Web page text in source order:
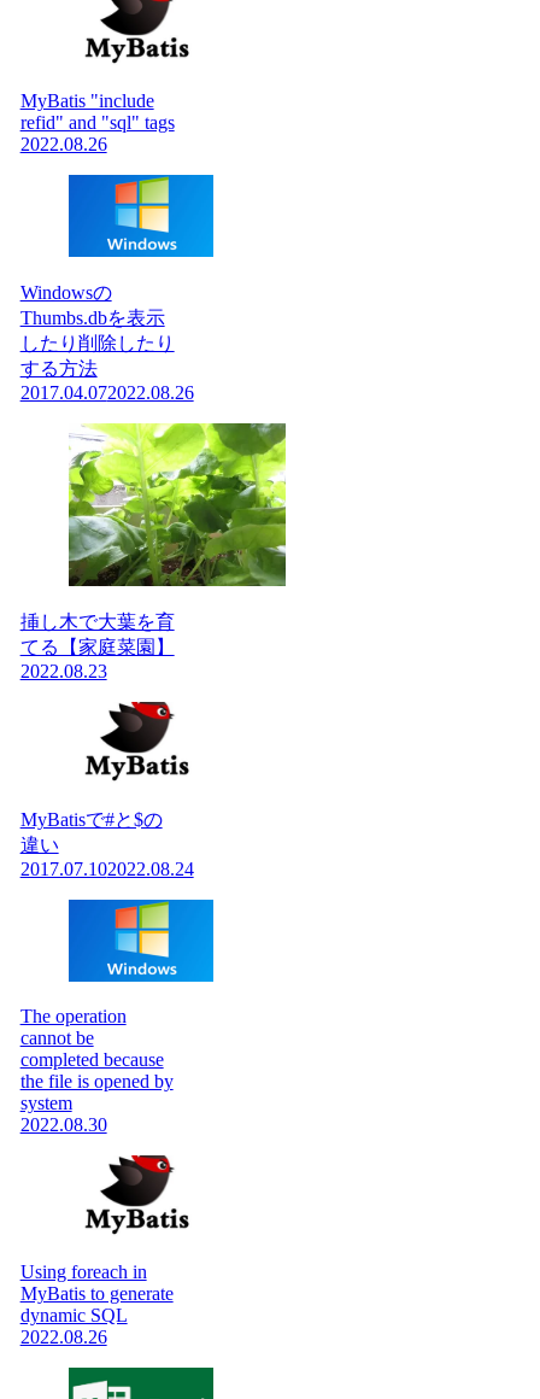
MyBatis "include
refid" and "sql" tags
2022.08.26
Windowsの
Thumbs.dbを表示
したり削除したり
する方法
2017.04.072022.08.26
挿し木で大葉を育
てる【家庭菜園】
2022.08.23
MyBatisで#と$の
違い
2017.07.102022.08.24
The operation
cannot be
completed because
the file is opened by
system
2022.08.30
Using foreach in
MyBatis to generate
dynamic SQL
2022.08.26